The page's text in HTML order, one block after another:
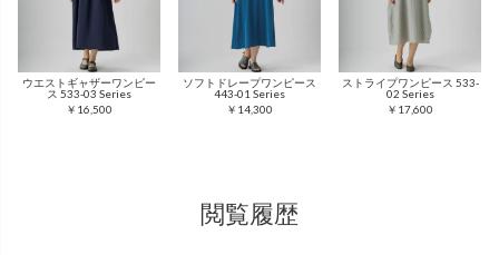
ウエストギャザーワンピー
ス 533-03 Series
￥16,500
ソフトドレープワンピース
443-01 Series
￥14,300
ストライプワンピース 533-
02 Series
￥17,600
閲覧履歴